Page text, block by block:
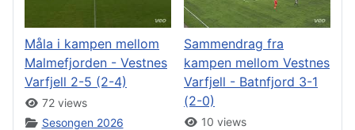
Måla i kampen mellom
Malmefjorden - Vestnes
Varfjell 2-5 (2-4)
72 views
Sesongen 2026
Sammendrag fra
kampen mellom Vestnes
Varfjell - Batnfjord 3-1
(2-0)
10 views